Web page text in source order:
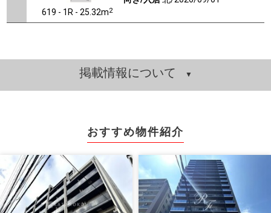
619 - 1R - 25.32m2
掲載情報について
おすすめ物件紹介